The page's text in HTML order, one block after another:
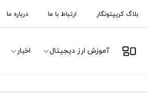
بلاگ کریپتونگار ارتباط با ما درباره ما
آموزش ارز دیجیتال اخبار